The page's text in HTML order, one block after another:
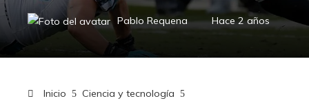
Pablo Requena Hace 2 años
Inicio
Ciencia y tecnología